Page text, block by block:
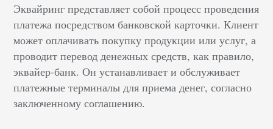
Эквайринг представляет собой процесс проведения
платежа посредством банковской карточки. Клиент
может оплачивать покупку продукции или услуг, а
проводит перевод денежных средств, как правило,
эквайер-банк. Он устанавливает и обслуживает
платежные терминалы для приема денег, согласно
заключенному соглашению.